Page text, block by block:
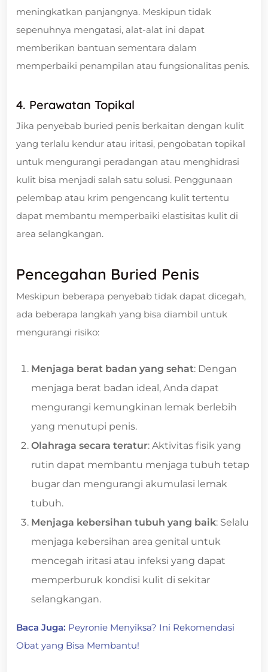
meningkatkan panjangnya. Meskipun tidak
sepenuhnya mengatasi, alat-alat ini dapat
memberikan bantuan sementara dalam
memperbaiki penampilan atau fungsionalitas penis.
4. Perawatan Topikal
Jika penyebab buried penis berkaitan dengan kulit
yang terlalu kendur atau iritasi, pengobatan topikal
untuk mengurangi peradangan atau menghidrasi
kulit bisa menjadi salah satu solusi. Penggunaan
pelembap atau krim pengencang kulit tertentu
dapat membantu memperbaiki elastisitas kulit di
area selangkangan.
Pencegahan Buried Penis
Meskipun beberapa penyebab tidak dapat dicegah,
ada beberapa langkah yang bisa diambil untuk
mengurangi risiko:
Menjaga berat badan yang sehat: Dengan
menjaga berat badan ideal, Anda dapat
mengurangi kemungkinan lemak berlebih
yang menutupi penis.
Olahraga secara teratur: Aktivitas fisik yang
rutin dapat membantu menjaga tubuh tetap
bugar dan mengurangi akumulasi lemak
tubuh.
Menjaga kebersihan tubuh yang baik: Selalu
menjaga kebersihan area genital untuk
mencegah iritasi atau infeksi yang dapat
memperburuk kondisi kulit di sekitar
selangkangan.
Baca Juga: Peyronie Menyiksa? Ini Rekomendasi
Obat yang Bisa Membantu!